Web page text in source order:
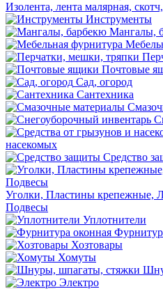
Изолента, лента малярная,
Инструменты
Мангалы,
Почтовые
Сад, огород
Сантехника
насекомых
Средство
Уголки, Пластины крепежные,
Подвесы
Уплотнители
Хозтовары
Хомуты
Электро